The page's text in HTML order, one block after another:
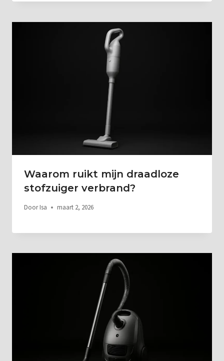
Waarom ruikt mijn draadloze
stofzuiger verbrand?
Door Isa maart 2, 2026